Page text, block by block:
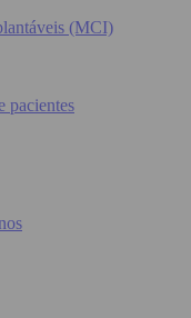
(MCI)
pacientes